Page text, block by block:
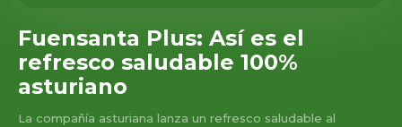
Fuensanta Plus: Así es el
refresco saludable 100%
asturiano
La compañía asturiana lanza un refresco saludable al